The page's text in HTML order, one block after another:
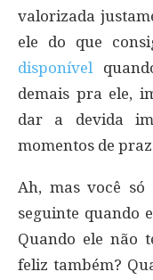
valorizada
ele do que
disponível
demais pra ele,
dar a devida
momentos de
Ah, mas você
seguinte quando
Quando ele não
feliz também?